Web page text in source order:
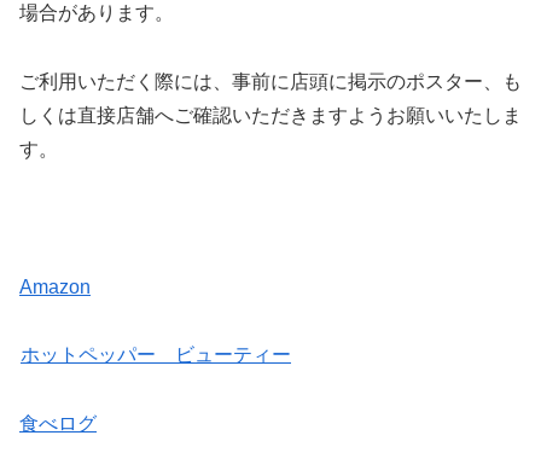
場合があります。
ご利用いただく際には、事前に店頭に掲示のポスター、も
しくは直接店舗へご確認いただきますようお願いいたしま
す。
Amazon
ホットペッパー ビューティー
食べログ